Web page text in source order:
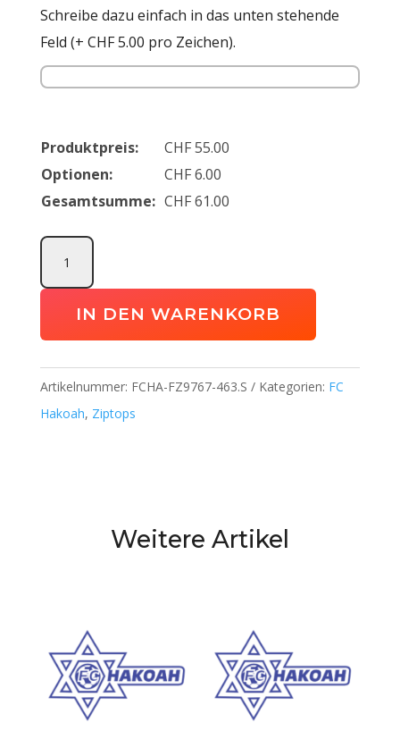
Schreibe dazu einfach in das unten stehende
Feld (+ CHF 5.00 pro Zeichen).
Produktpreis: CHF55.00
Optionen:
CHF6.00
Gesamtsumme: CHF61.00
Academy
Hakoah
Menge
IN DEN WARENKORB
Artikelnummer: FCHA-FZ9767-463.S Kategorien: FC
Hakoah, Ziptops
Weitere Artikel